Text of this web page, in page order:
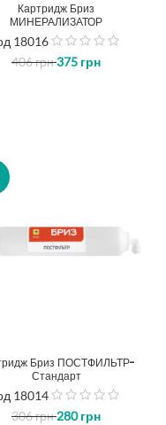
Картридж Бриз
МИНЕРАЛИЗАТОР
18016
406грн375 грн
Бриз ПОСТФИЛЬТР-
Стандарт
18014
306грн 280грн